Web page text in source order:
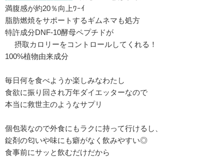
満腹感が約20％向上ﾜｰｲ
脂肪燃焼をサポートするギムネマも処方
特許成分DNF-10酵母ペプチドが
摂取カロリーをコントロールしてくれる！
100%植物由来成分
毎日何を食べようか楽しみなわたし
食欲に振り回され万年ダイエッターなので
本当に救世主のようなサプリ
個包装なので外食にもラクに持って行けるし、
錠剤の匂いや味にも癖がなく飲みやすい◎
食事前にサッと飲むだけだから